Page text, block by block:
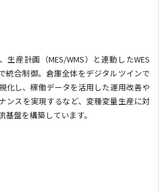
生産計画（MES/WMS）と連動したWES
統合制御。倉庫全体をデジタルツインで
化し、稼働データを活用した運用改善や
ンスを実現するなど、変種変量生産に対
基盤を構築しています。